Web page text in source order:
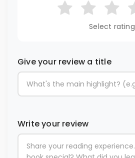
Select rating
Give your review a title
Write your review